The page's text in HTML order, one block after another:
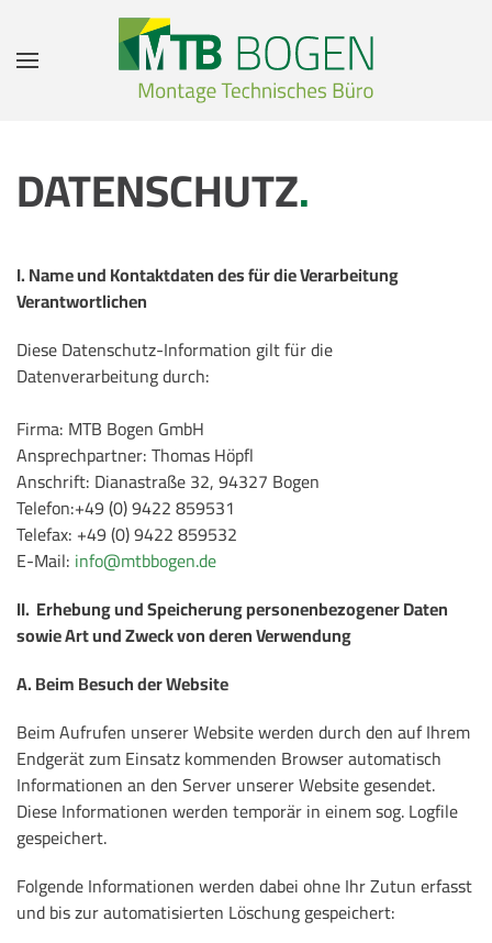
Zum Hauptinhalt springen
DATENSCHUTZ.
I. Name und Kontaktdaten des für die Verarbeitung
Verantwortlichen
Diese Datenschutz-Information gilt für die
Datenverarbeitung durch:
Firma: MTB Bogen GmbH
Ansprechpartner: Thomas Höpfl
Anschrift: Dianastraße 32, 94327 Bogen
Telefon:+49 (0) 9422 859531
Telefax: +49 (0) 9422 859532
E-Mail: ​ info@mtbbogen.de
II. Erhebung und Speicherung personenbezogener Daten
sowie Art und Zweck von deren Verwendung
A. Beim Besuch der Website
Beim Aufrufen unserer Website werden durch den auf Ihrem
Endgerät zum Einsatz kommenden Browser automatisch
Informationen an den Server unserer Website gesendet.
Diese Informationen werden temporär in einem sog. Logfile
gespeichert.
Folgende Informationen werden dabei ohne Ihr Zutun erfasst
und bis zur automatisierten Löschung gespeichert: